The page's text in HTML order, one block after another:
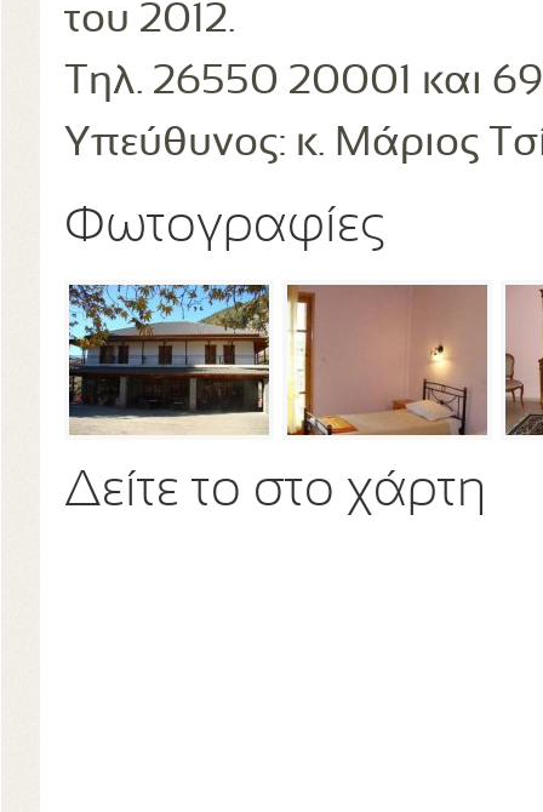
του 2012.
Τηλ. 26550 20001 και
Υπεύθυνος: κ. Μάριος
Φωτογραφίες
Δείτε το στο χάρτη